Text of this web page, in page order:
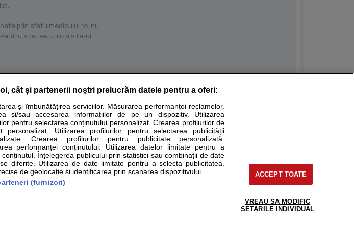
prin sfatulmedicului.ro, nu
a putea utiliza site-ul
sfatulmedicului.ro au scop informativ si educational. Ele nu pot substitui consultul medical direct si
informatia primita pe sfatulmedicului.ro sa consultati fie medicul Dvs., fie unul dintre medicii pe care
Parteneri
Inscriere clinica
Pentru pacient
support@sfatulmedicului.ro
0374 109 268
cât și partenerii noștri prelucrăm datele pentru a oferi:
și îmbunătățirea serviciilor. Măsurarea performanței reclamelor.
și/sau accesarea informațiilor de pe un dispozitiv. Utilizarea
pentru selectarea conținutului personalizat. Crearea profilurilor de
personalizat. Utilizarea profilurilor pentru selectarea publicității
Crearea profilurilor pentru publicitate personalizată.
performanței conținutului. Utilizarea datelor limitate pentru a
conținutul. Înțelegerea publicului prin statistici sau combinații de date
diferite. Utilizarea de date limitate pentru a selecta publicitatea.
de geolocație și identificarea prin scanarea dispozitivului.
(furnizori)
ACCEPT TOATE
VREAU SA MODIFIC
SETARILE INDIVIDUAL